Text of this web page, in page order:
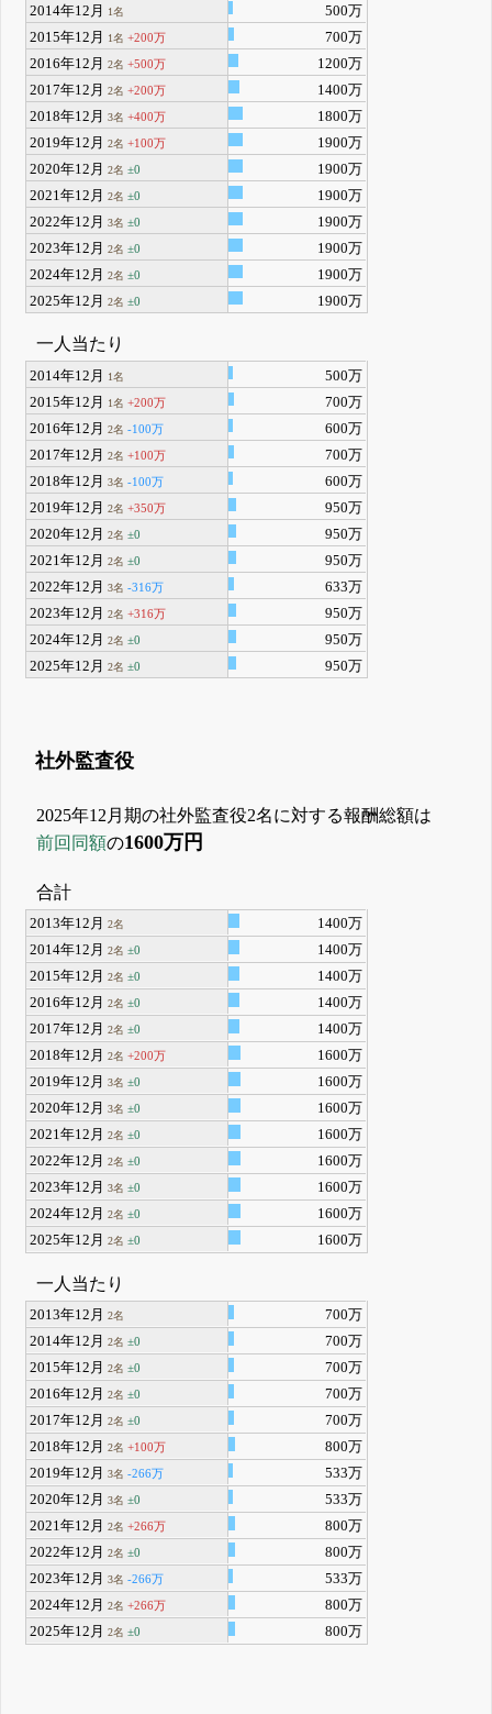
2014年12月 1名
500万
2015年12月
1名 +200万
700万
2016年12月2名 +500万
1200万
2017年12月2名 +200万
1400万
2018年12月3名 +400万
1800万
2019年12月2名 +100万
1900万
2020年12月2名 ±0
1900万
2021年12月2名 ±0
1900万
2022年12月3名 ±0
1900万
2023年12月2名 ±0
1900万
2024年12月2名 ±0
1900万
2025年12月2名 ±0 1900万
一人当たり
2014年12月 1名
500万
2015年12月
1名 +200万
700万
2016年12月2名 -100万
600万
2017年12月2名 +100万
700万
2018年12月3名 -100万
600万
2019年12月2名 +350万
950万
2020年12月2名 ±0
950万
2021年12月2名 ±0
950万
2022年12月3名 -316万
633万
2023年12月2名 +316万
950万
2024年12月2名 ±0
950万
2025年12月2名 ±0 950万
社外監査役
2025年12月期の社外監査役2名に対する報酬総額は
前回同額の1600万円
合計
2013年12月2名
1400万
2014年12月2名 ±0
1400万
2015年12月2名 ±0
1400万
2016年12月2名 ±0
1400万
2017年12月2名 ±0
1400万
2018年12月2名 +200万
1600万
2019年12月3名 ±0
1600万
2020年12月3名 ±0
1600万
2021年12月2名 ±0
1600万
2022年12月2名 ±0
1600万
2023年12月3名 ±0
1600万
2024年12月2名 ±0
1600万
2025年12月2名 ±0 1600万
一人当たり
2013年12月2名
700万
2014年12月2名 ±0
700万
2015年12月2名 ±0
700万
2016年12月2名 ±0
700万
2017年12月2名 ±0
700万
2018年12月2名 +100万
800万
2019年12月3名 -266万
533万
2020年12月3名 ±0
533万
2021年12月2名 +266万
800万
2022年12月2名 ±0
800万
2023年12月3名 -266万
533万
2024年12月2名 +266万
800万
2025年12月2名 ±0 800万